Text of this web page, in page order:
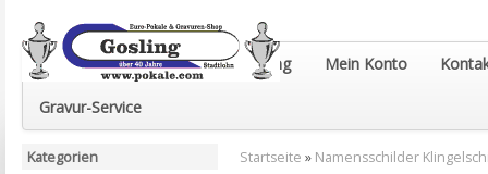
Euro-Pokale & Gravur-Shop Gosling Mein Konto
Gravur-Service
Startseite » Namensschilder
Kategorien